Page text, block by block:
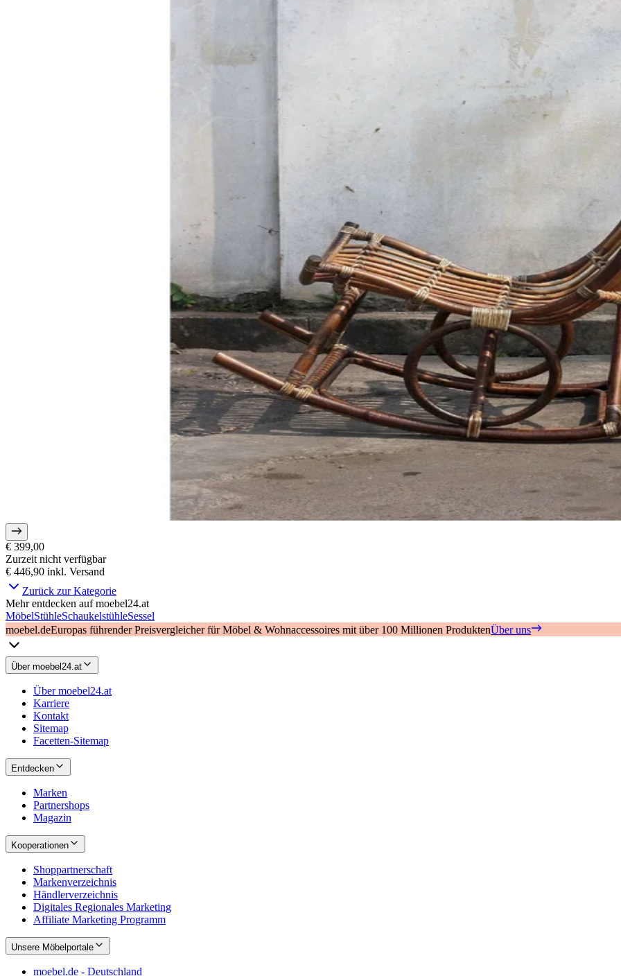
€ 399,00
Zurzeit nicht verfügbar
€ 446,90 inkl. Versand
Zurück zur Kategorie
Mehr entdecken auf moebel24.at
MöbelStühleSchaukelstühleSessel
moebel.deEuropas führender Preisvergleicher für Möbel & Wohnaccessoires mit über 100 Millionen ProduktenÜber uns
Über moebel24.at
Über moebel24.at
Karriere
Kontakt
Sitemap
Facetten-Sitemap
Entdecken
Marken
Partnershops
Magazin
Kooperationen
Shoppartnerschaft
Markenverzeichnis
Händlerverzeichnis
Digitales Regionales Marketing
Affiliate Marketing Programm
Unsere Möbelportale
moebel.de - Deutschland